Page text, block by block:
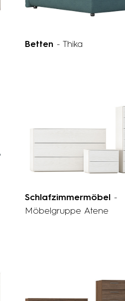
Betten - Thika
Schlafzimmermöbel -
Möbelgruppe Atene